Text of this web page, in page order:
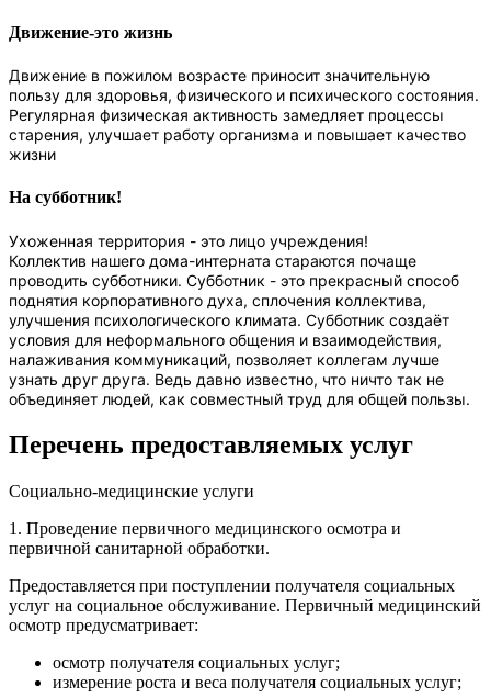
Движение-это жизнь
Движение в пожилом возрасте приносит значительную
пользу для здоровья, физического и психического состояния.
Регулярная физическая активность замедляет процессы
старения, улучшает работу организма и повышает качество
жизни
На субботник!
Ухоженная территория - это лицо учреждения!
Коллектив нашего дома-интерната стараются почаще
проводить субботники. Субботник - это прекрасный способ
поднятия корпоративного духа, сплочения коллектива,
улучшения психологического климата. Субботник создаёт
условия для неформального общения и взаимодействия,
налаживания коммуникаций, позволяет коллегам лучше
узнать друг друга. Ведь давно известно, что ничто так не
объединяет людей, как совместный труд для общей пользы.
Перечень предоставляемых услуг
Социально-медицинские услуги
1. Проведение первичного медицинского осмотра и
первичной санитарной обработки.
Предоставляется при поступлении получателя социальных
услуг на социальное обслуживание. Первичный медицинский
осмотр предусматривает:
осмотр получателя социальных услуг;
измерение роста и веса получателя социальных услуг;